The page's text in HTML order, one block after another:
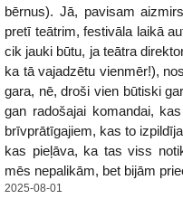
bērnus). Jā, pavisam
pretī teātrim, festivāla laikā
cik jauki būtu, ja teātra
ka tā vajadzētu vienmēr!),
gara, nē, droši vien būtiski
gan radošajai komandai,
brīvprātīgajiem, kas to
kas pieļāva, ka tas viss
mēs nepalikām, bet bijām
2025-08-01